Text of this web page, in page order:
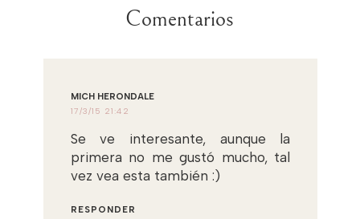
Comentarios
MICH HERONDALE
17/3/15 21:42
Se ve interesante, aunque la
primera no me gustó mucho, tal
vez vea esta también :)
RESPONDER